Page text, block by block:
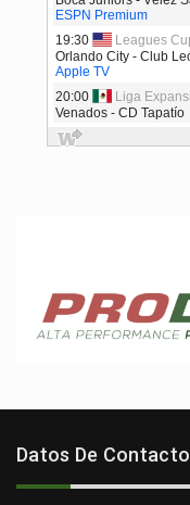
Datos De Contacto